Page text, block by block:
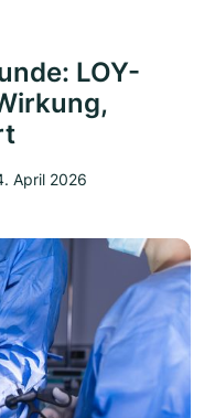
LOY-
April 2026